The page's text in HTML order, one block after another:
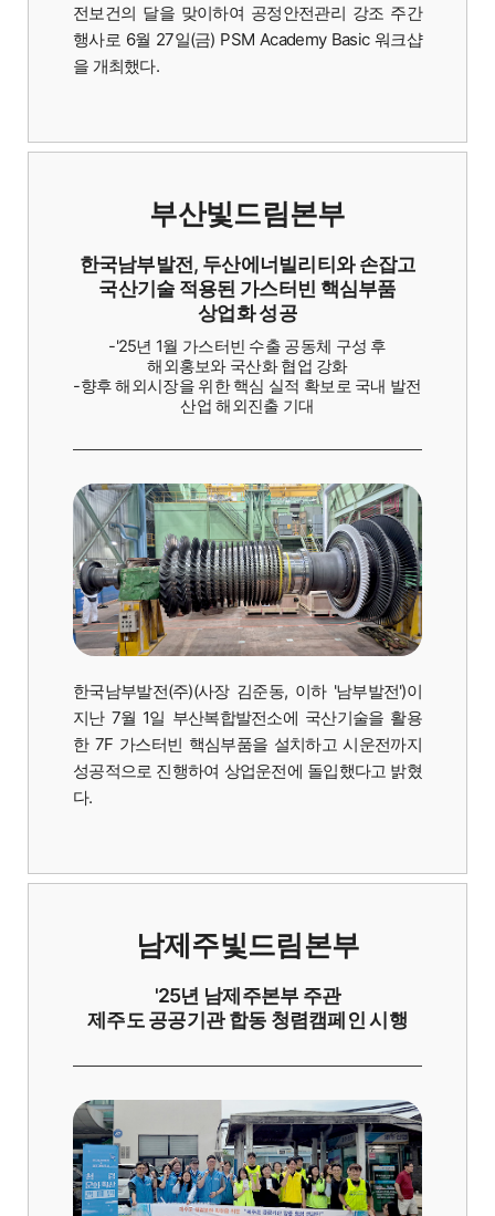
전보건의 달을 맞이하여 공정안전관리 강조 주간
행사로 6월 27일(금) PSM Academy Basic 워크샵
을 개최했다.
부산빛드림본부
한국남부발전, 두산에너빌리티와 손잡고
국산기술 적용된 가스터빈 핵심부품
상업화 성공
-'25년 1월 가스터빈 수출 공동체 구성 후
해외홍보와 국산화 협업 강화
-향후 해외시장을 위한 핵심 실적 확보로 국내 발전
산업 해외진출 기대
한국남부발전(주)(사장 김준동, 이하 '남부발전')이
지난 7월 1일 부산복합발전소에 국산기술을 활용
한 7F 가스터빈 핵심부품을 설치하고 시운전까지
성공적으로 진행하여 상업운전에 돌입했다고 밝혔
다.
남제주빛드림본부
'25년 남제주본부 주관
제주도 공공기관 합동 청렴캠페인 시행